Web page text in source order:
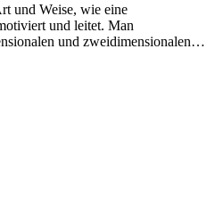
und Weise, wie eine
und leitet. Man
und zweidimensionalen…